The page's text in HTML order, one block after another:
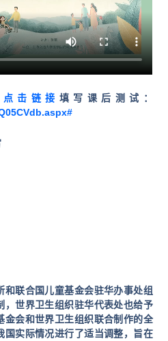
点击链接 填写课后测试：
联合国儿童基金会驻华办事处组
，世界卫生组织驻华代表处也给予
金会和世界卫生组织联合制作的全
国实际情况进行了适当调整，旨在